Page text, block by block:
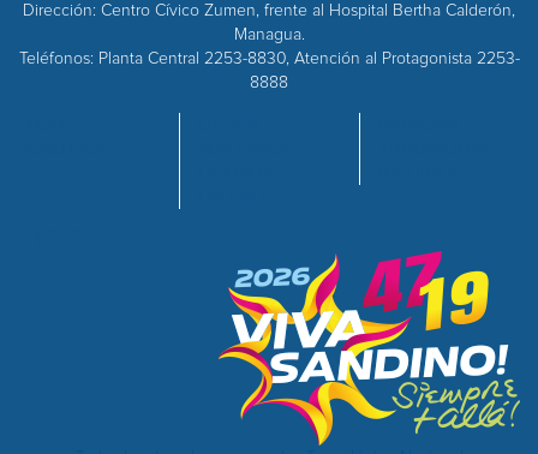
Dirección: Centro Cívico Zumen, frente al Hospital Bertha Calderón,
Managua.
Teléfonos: Planta Central 2253-8830, Atención al Protagonista 2253-
8888